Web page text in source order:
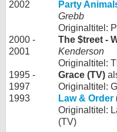
2002
Party
Grebb
Originaltitel:
2000 -
2001
The $treet -
Kenderson
Originaltitel:
1995 -
1997
Grace (TV)
Originaltitel:
1993
Law & Order
Originaltitel:
(TV)